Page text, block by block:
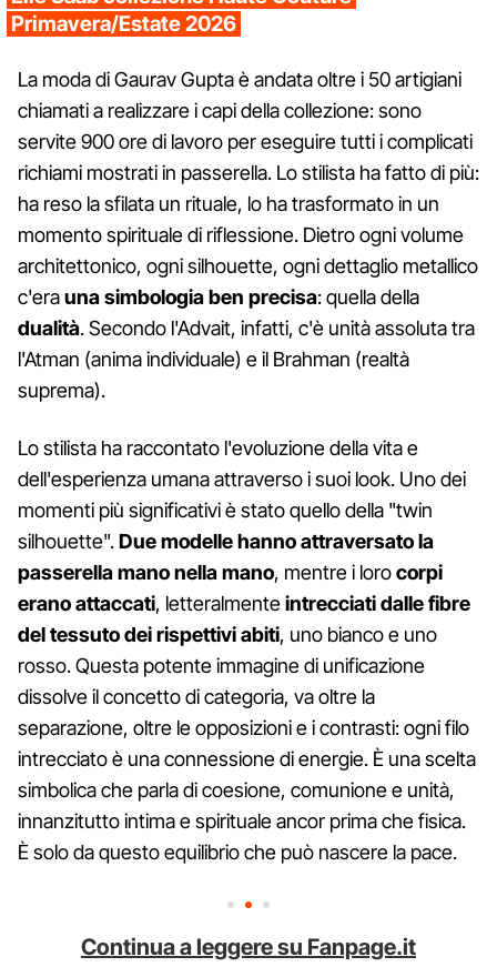
Primavera/Estate 2026
La moda di Gaurav Gupta è andata oltre i 50 artigiani
chiamati a realizzare i capi della collezione: sono
servite 900 ore di lavoro per eseguire tutti i complicati
richiami mostrati in passerella. Lo stilista ha fatto di più:
ha reso la sfilata un rituale, lo ha trasformato in un
momento spirituale di riflessione. Dietro ogni volume
architettonico, ogni silhouette, ogni dettaglio metallico
c'erauna simbologia ben precisa: quella della
dualità. Secondo l'Advait, infatti, c'è unità assoluta tra
l'Atman (anima individuale) e il Brahman (realtà
suprema).
Lo stilista ha raccontato l'evoluzione della vita e
dell'esperienza umana attraverso i suoi look. Uno dei
momenti più significativi è stato quello della "twin
silhouette".Due modelle hanno attraversato la
passerella mano nella mano, mentre i lorocorpi
erano attaccati, letteralmenteintrecciati dalle fibre
del tessuto dei rispettivi abiti, uno bianco e uno
rosso. Questa potente immagine di unificazione
dissolve il concetto di categoria, va oltre la
separazione, oltre le opposizioni e i contrasti: ogni filo
intrecciato è una connessione di energie. È una scelta
simbolica che parla di coesione, comunione e unità,
innanzitutto intima e spirituale ancor prima che fisica.
È solo da questo equilibrio che può nascere la pace.
Continua a leggere su Fanpage.it